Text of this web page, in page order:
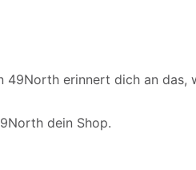
49North erinnert dich an
dein Shop.